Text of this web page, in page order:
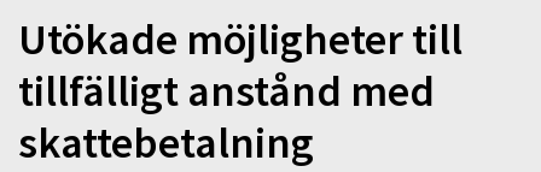
Utökade möjligheter till
tillfälligt anstånd med
skattebetalning